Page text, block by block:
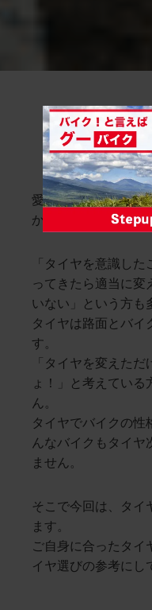
愛車のバイクはどの
か？
「タイヤを意識し
ってきたら適当に変
いない」という方も
タイヤは路面とバイ
す。
「タイヤを変えた
ょ！」と考えてい
ん。
タイヤでバイクの性
んなバイクもタイヤ
ません。
そこで今回は、タイ
ます。
ご自身に合ったタイ
イヤ選びの参考にし